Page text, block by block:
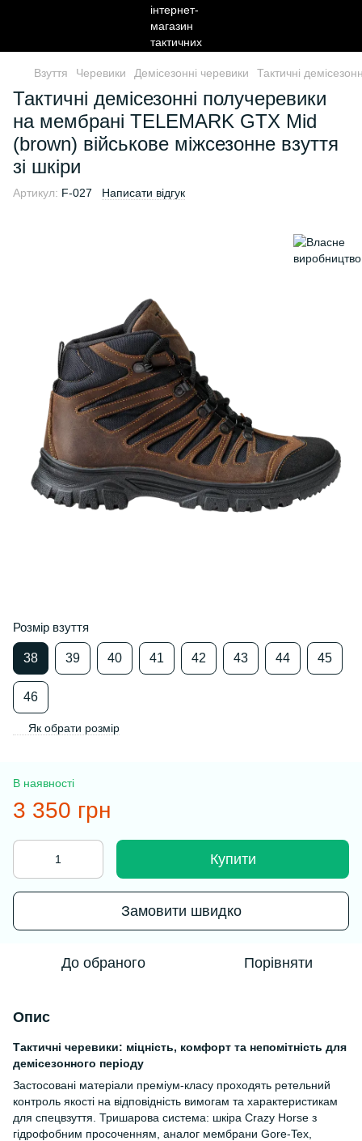
Взуття Черевики Демісезонні черевики Тактичні
Тактичні демісезонні получеревики
на мембрані TELEMARK GTX Mid
(brown) військове міжсезонне взуття
зі шкіри
Артикул: F-027 Написати відгук
Розмір взуття
38 39 40 41 42 43 44 45
46
Як обрати розмір
В наявності
3 350 грн
Купити
Замовити швидко
До обраного Порівняти
Опис
Тактичні черевики: міцність, комфорт та непомітність для
демісезонного періоду
Застосовані матеріали преміум-класу проходять ретельний
контроль якості на відповідність вимогам та характеристикам
для спецвзуття. Тришарова система: шкіра Crazy Horse з
гідрофобним просоченням, аналог мембрани Gore-Tex,